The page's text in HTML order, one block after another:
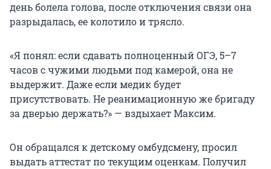
день болела голова, после отключения связи она
разрыдалась, ее колотило и трясло.
«Я понял: если сдавать полноценный ОГЭ, 5–7
часов с чужими людьми под камерой, она не
выдержит. Даже если медик будет
присутствовать. Не реанимационную же бригаду
за дверью держать?» — вздыхает Максим.
Он обращался к детскому омбудсмену, просил
выдать аттестат по текущим оценкам. Получил